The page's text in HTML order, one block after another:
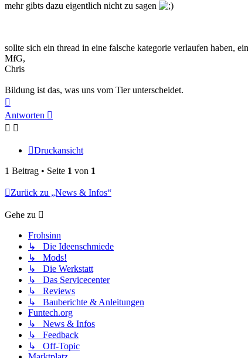
mehr gibts dazu eigentlich nicht zu sagen
sollte sich ein thread in eine falsche kategorie verlaufen haben,
MfG,
Chris
Bildung ist das, was uns vom Tier unterscheidet.
oben
Antworten
Druckansicht
1 Beitrag • Seite 1 von 1
Zurück zu „News & Infos“
Gehe zu
Frohsinn
↳ Die Ideenschmiede
↳ Mods!
↳ Die Werkstatt
↳ Das Servicecenter
↳ Reviews
↳ Bauberichte & Anleitungen
Funtech.org
↳ News & Infos
↳ Feedback
↳ Off-Topic